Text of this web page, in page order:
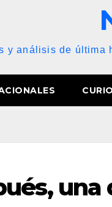
y análisis de última